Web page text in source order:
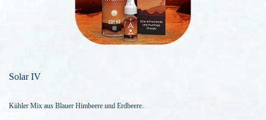
Solar IV
Kühler Mix aus Blauer Himbeere und Erdbeere.